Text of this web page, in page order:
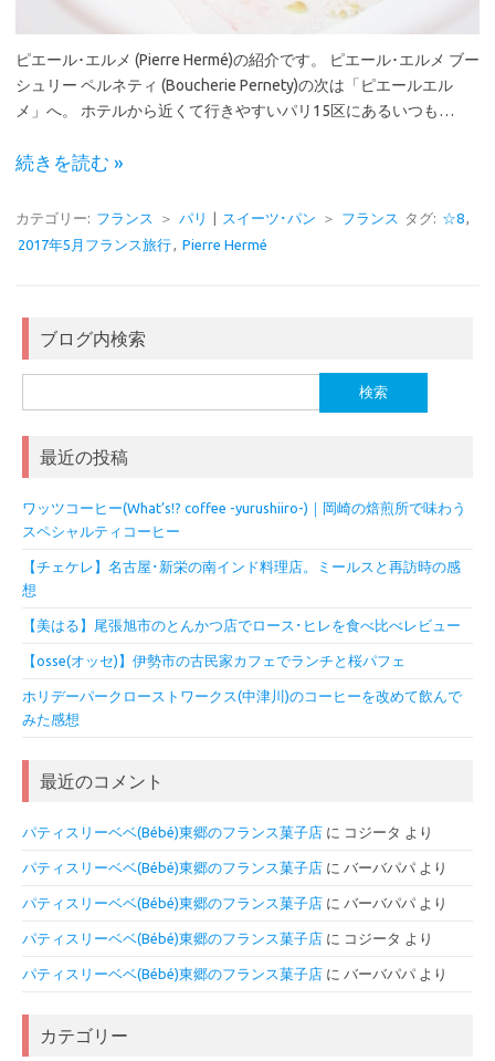
ピエール･エルメ (Pierre Hermé)の紹介です。 ピエール･エルメ ブー
シュリー ペルネティ (Boucherie Pernety)の次は「ピエールエル
メ」へ。 ホテルから近くて行きやすいパリ15区にあるいつも…
続きを読む »
カテゴリー: フランス ＞ パリ スイーツ･パン ＞ フランス タグ: ☆8,
2017年5月フランス旅行, Pierre Hermé
ブログ内検索
索:
最近の投稿
ワッツコーヒー(What’s!? coffee -yurushiiro-)｜岡崎の焙煎所で味わう
スペシャルティコーヒー
【チェケレ】名古屋･新栄の南インド料理店。ミールスと再訪時の感
想
【美はる】尾張旭市のとんかつ店でロース･ヒレを食べ比べレビュー
【osse(オッセ)】伊勢市の古民家カフェでランチと桜パフェ
ホリデーパークローストワークス(中津川)のコーヒーを改めて飲んで
みた感想
最近のコメント
パティスリーベベ(Bébé)東郷のフランス菓子店 に コジータ より
パティスリーベベ(Bébé)東郷のフランス菓子店 に バーバパパ より
パティスリーベベ(Bébé)東郷のフランス菓子店 に バーバパパ より
パティスリーベベ(Bébé)東郷のフランス菓子店 に コジータ より
パティスリーベベ(Bébé)東郷のフランス菓子店 に バーバパパ より
カテゴリー